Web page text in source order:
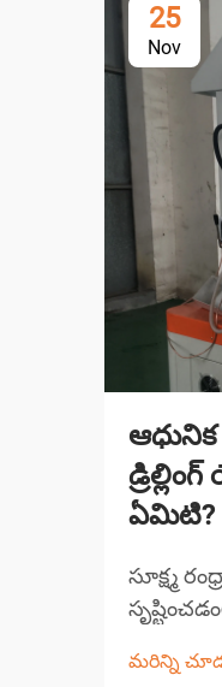
25
Nov
ఏమిటి?
సూక్ష్మ
EDM
మరిన్ని